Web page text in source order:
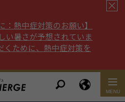
：熱中症対策のお願い】
い暑さが予想されていま
くために、熱中症対策を